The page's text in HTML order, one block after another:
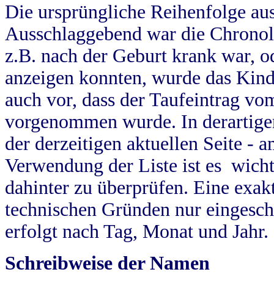
Die ursprüngliche Reihenfolge
Ausschlaggebend war die
z.B. nach der Geburt krank war,
anzeigen konnten, wurde das
auch vor, dass der Taufeintrag
vorgenommen wurde. In
der derzeitigen aktuellen Seite -
Verwendung der Liste ist es
dahinter zu überprüfen. Eine
technischen Gründen nur
erfolgt nach Tag, Monat und Jahr.
Schreibweise der Namen